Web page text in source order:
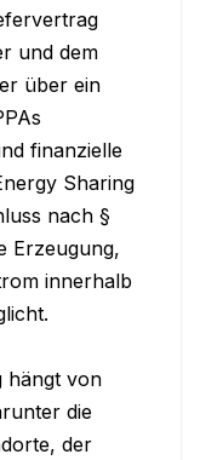
und dem
über ein
finanzielle
Sharing
nach §
Erzeugung,
innerhalb
hängt von
die
der